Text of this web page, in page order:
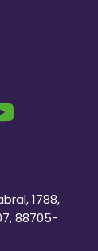
1788,
88705-